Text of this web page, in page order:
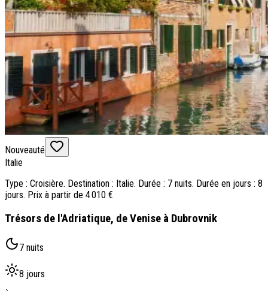
Nouveauté
Italie
Type : Croisière. Destination : Italie. Durée : 7 nuits. Durée en jours : 8
jours. Prix à partir de 4 010 €
Trésors de l'Adriatique, de Venise à Dubrovnik
7 nuits
8 jours